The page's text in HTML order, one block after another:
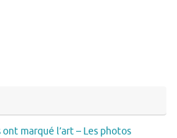
marqué l’art – Les photos